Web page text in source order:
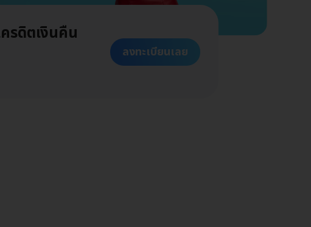
รดิตเงินคืน
ลงทะเบียนเลย